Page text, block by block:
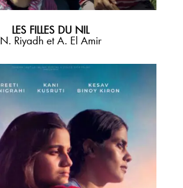
LES FILLES DU NIL
N. Riyadh et A. El Amir